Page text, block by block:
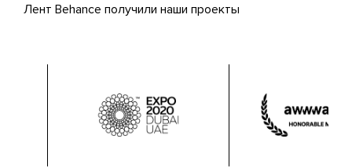
Лент Behance получили наши проекты